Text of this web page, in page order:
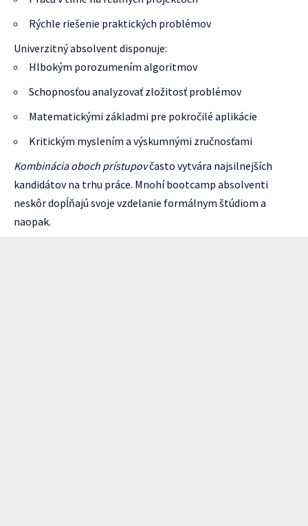
Rýchle riešenie praktických problémov
Univerzitný absolvent disponuje:
Hlbokým porozumením algoritmov
Schopnosťou analyzovať zložitosť problémov
Matematickými základmi pre pokročilé aplikácie
Kritickým myslením a výskumnými zručnosťami
Kombinácia oboch prístupovčasto vytvára najsilnejších
kandidátov na trhu práce. Mnohí bootcamp absolventi
neskôr dopĺňajú svoje vzdelanie formálnym štúdiom a
naopak.